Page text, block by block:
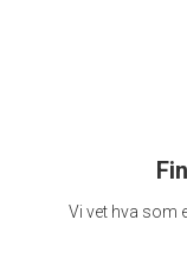
Vi vet hva som